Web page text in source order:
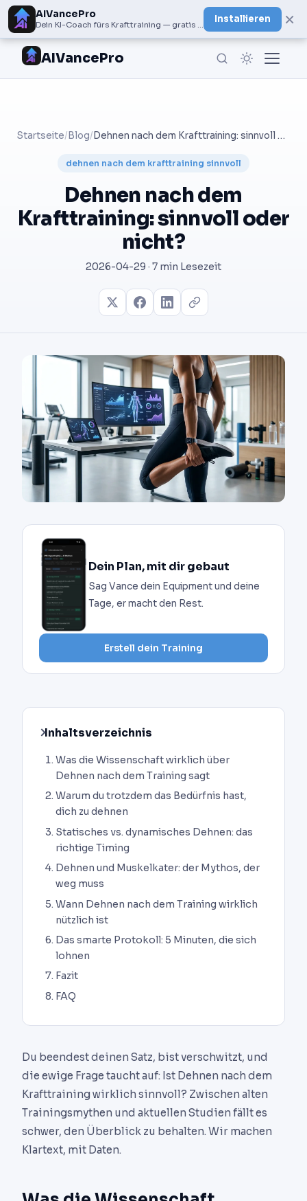
AIVancePro
Dein KI-Coach fürs Krafttraining — gratis bei Google Play
Installieren ×
AIVancePro
Startseite/ Blog/ Dehnen nach dem Krafttraining: sinnvoll oder nicht?
dehnen nach dem krafttraining sinnvoll
Dehnen nach dem
Krafttraining: sinnvoll oder
nicht?
2026-04-29 · 7 min Lesezeit
Dein Plan, mit dir gebaut
Sag Vance dein Equipment und deine
Tage, er macht den Rest.
Erstell dein Training
Inhaltsverzeichnis
Was die Wissenschaft wirklich über
Dehnen nach dem Training sagt
Warum du trotzdem das Bedürfnis hast,
dich zu dehnen
Statisches vs. dynamisches Dehnen: das
richtige Timing
Dehnen und Muskelkater: der Mythos, der
weg muss
Wann Dehnen nach dem Training wirklich
nützlich ist
Das smarte Protokoll: 5 Minuten, die sich
lohnen
Fazit
FAQ
Du beendest deinen Satz, bist verschwitzt, und
die ewige Frage taucht auf: Ist Dehnen nach dem
Krafttraining wirklich sinnvoll? Zwischen alten
Trainingsmythen und aktuellen Studien fällt es
schwer, den Überblick zu behalten. Wir machen
Klartext, mit Daten.